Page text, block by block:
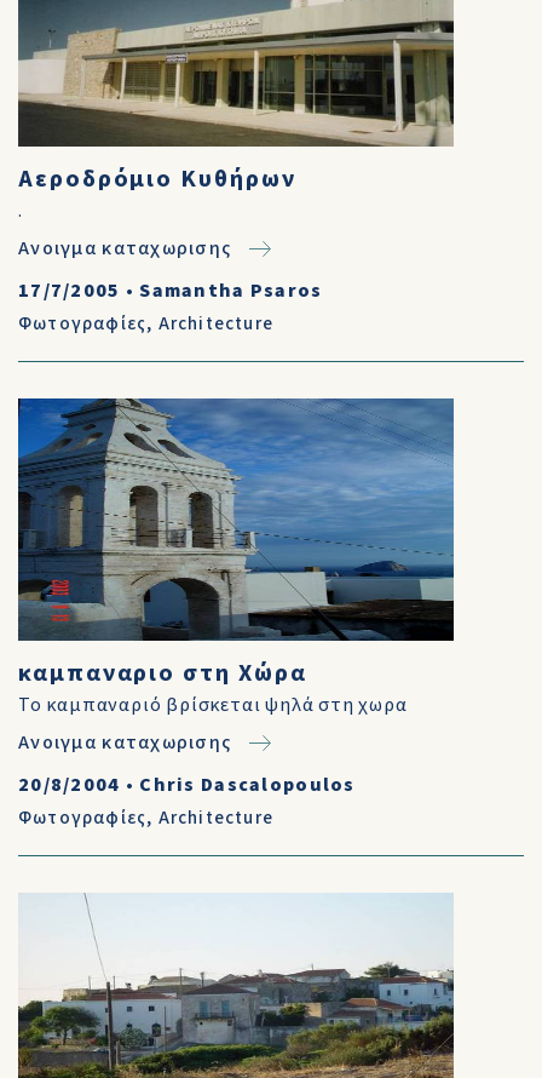
Αεροδρόμιο Κυθήρων
.
Ανοιγμα καταχωρισης
17/7/2005 •Samantha Psaros
Φωτογραφίες, Architecture
καμπαναριο στη Χώρα
Το καμπαναριό βρίσκεται ψηλά στη χωρα
Ανοιγμα καταχωρισης
20/8/2004 • Chris Dascalopoulos
Φωτογραφίες, Architecture